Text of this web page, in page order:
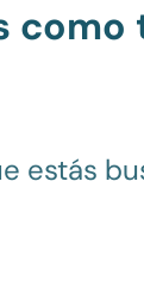
como
estás